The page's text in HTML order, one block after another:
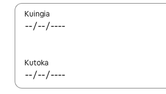
Kuingia
Kutoka